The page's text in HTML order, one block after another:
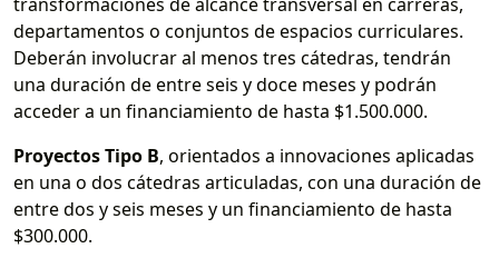
departamentos o conjuntos de espacios curriculares.
Deberán involucrar al menos tres cátedras, tendrán
una duración de entre seis y doce meses y podrán
acceder a un financiamiento de hasta $1.500.000.
Proyectos Tipo B, orientados a innovaciones aplicadas
en una o dos cátedras articuladas, con una duración de
entre dos y seis meses y un financiamiento de hasta
$300.000.